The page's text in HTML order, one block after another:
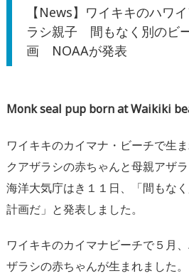
【News】ワイキキのハワ
ラシ親子 間もなく別のビ
画 NOAAが発表
Monk seal pup born at Waikiki
ワイキキのカイマナ・ビーチで生
クアザラシの赤ちゃんと母親アザ
海洋大気庁はき１１日、「間もな
計画だ」と発表しました。
ワイキキのカイマナビーチで５月
ザラシの赤ちゃんが生まれました。